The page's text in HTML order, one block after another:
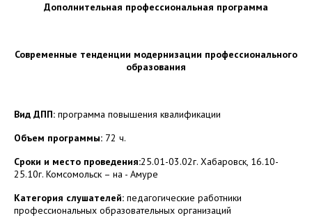
Дополнительная профессиональная программа
Современные тенденции модернизации профессионального
образования
Вид ДПП: программа повышения квалификации
Объем программы: 72 ч.
Сроки и место проведения:25.01-03.02г. Хабаровск, 16.10-
25.10г. Комсомольск – на - Амуре
Категория слушателей: педагогические работники
профессиональных образовательных организаций